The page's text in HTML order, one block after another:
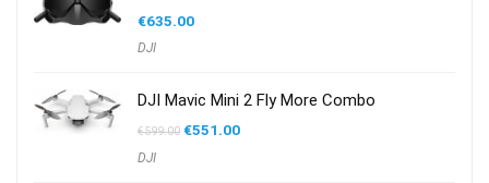
€635.00
DJI
DJI Mavic Mini 2 Fly More Combo
€599.00 Oorspronkelijke
€551.00Huidige
DJI